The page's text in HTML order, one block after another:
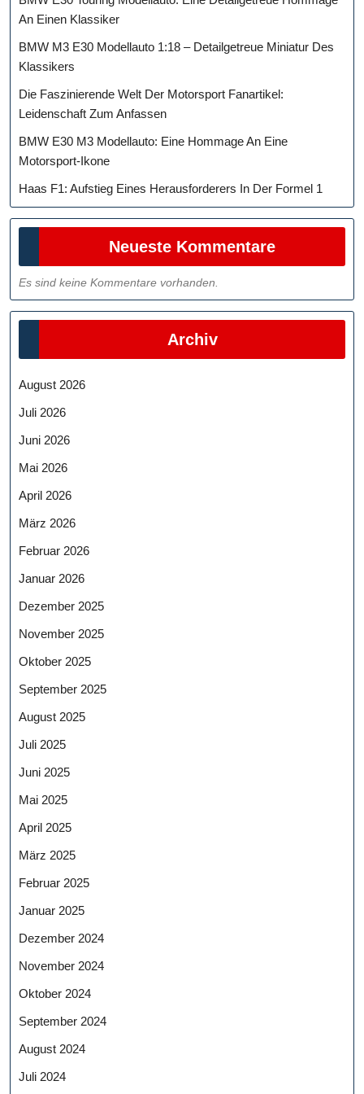
An Einen Klassiker
BMW M3 E30 Modellauto 1:18 – Detailgetreue Miniatur Des
Klassikers
Die Faszinierende Welt Der Motorsport Fanartikel:
Leidenschaft Zum Anfassen
BMW E30 M3 Modellauto: Eine Hommage An Eine
Motorsport-Ikone
Haas F1: Aufstieg Eines Herausforderers In Der Formel 1
Neueste Kommentare
Es sind keine Kommentare vorhanden.
Archiv
August 2026
Juli 2026
Juni 2026
Mai 2026
April 2026
März 2026
Februar 2026
Januar 2026
Dezember 2025
November 2025
Oktober 2025
September 2025
August 2025
Juli 2025
Juni 2025
Mai 2025
April 2025
März 2025
Februar 2025
Januar 2025
Dezember 2024
November 2024
Oktober 2024
September 2024
August 2024
Juli 2024